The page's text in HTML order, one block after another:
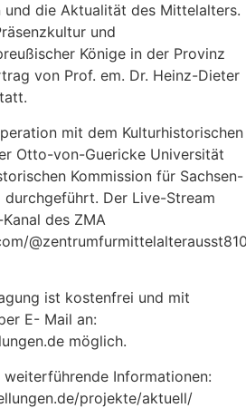
und die Aktualität des Mittelalters.
und
Könige in der Provinz
von Prof. em. Dr. Heinz-Dieter
mit dem Kulturhistorischen
Otto-von-Guericke Universität
Kommission für Sachsen-
Der Live-Stream
des ZMA
ist kostenfrei und mit
E- Mail an:
möglich.
Informationen:
projekte/aktuell/